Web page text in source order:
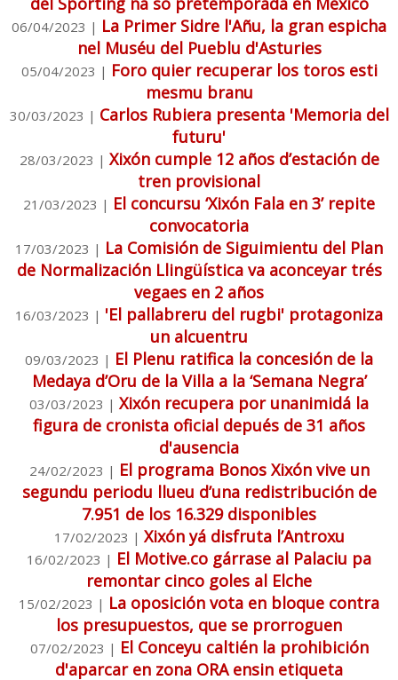
06/04/2023 | La Primer Sidre l'Añu, la gran espicha
nel Muséu del Pueblu d'Asturies
05/04/2023 | Foro quier recuperar los toros esti
mesmu branu
30/03/2023 | Carlos Rubiera presenta 'Memoria del
futuru'
28/03/2023 | Xixón cumple 12 años d’estación de
tren provisional
21/03/2023 | El concursu ‘Xixón Fala en 3’ repite
convocatoria
17/03/2023 | La Comisión de Siguimientu del Plan
de Normalización Llingüística va aconceyar trés
vegaes en 2 años
16/03/2023 | 'El pallabreru del rugbi' protagoniza
un alcuentru
09/03/2023 | El Plenu ratifica la concesión de la
Medaya d’Oru de la Villa a la ‘Semana Negra’
03/03/2023 | Xixón recupera por unanimidá la
figura de cronista oficial depués de 31 años
d'ausencia
24/02/2023 | El programa Bonos Xixón vive un
segundu periodu llueu d’una redistribución de
7.951 de los 16.329 disponibles
17/02/2023 | Xixón yá disfruta l’Antroxu
16/02/2023 | El Motive.co gárrase al Palaciu pa
remontar cinco goles al Elche
15/02/2023 | La oposición vota en bloque contra
los presupuestos, que se prorroguen
07/02/2023 | El Conceyu caltién la prohibición
d'aparcar en zona ORA ensin etiqueta